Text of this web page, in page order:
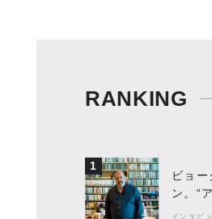
RANKING
1
ビョ
ン。“
ちた
インタビ